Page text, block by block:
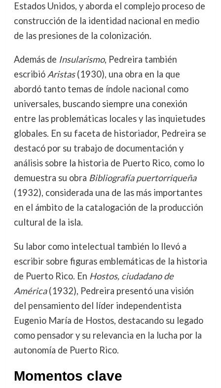
Estados Unidos, y aborda el complejo proceso de
construcción de la identidad nacional en medio
de las presiones de la colonización.
Además de Insularismo, Pedreira también
escribióAristas(1930), una obra en la que
abordó tanto temas de índole nacional como
universales, buscando siempre una conexión
entre las problemáticas locales y las inquietudes
globales. En su faceta de historiador, Pedreira se
destacó por su trabajo de documentación y
análisis sobre la historia de Puerto Rico, como lo
demuestra su obra Bibliografía puertorriqueña
(1932), considerada una de las más importantes
en el ámbito de la catalogación de la producción
cultural de la isla.
Su labor como intelectual también lo llevó a
escribir sobre figuras emblemáticas de la historia
de Puerto Rico. En Hostos, ciudadano de
América(1932), Pedreira presentó una visión
del pensamiento del líder independentista
Eugenio María de Hostos, destacando su legado
como pensador y su relevancia en la lucha por la
autonomía de Puerto Rico.
Momentos clave